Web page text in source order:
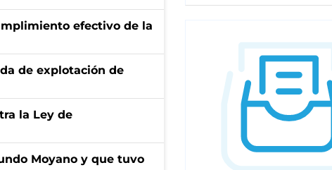
efectivo de la
de explotación de
la Ley de
Moyano y que tuvo